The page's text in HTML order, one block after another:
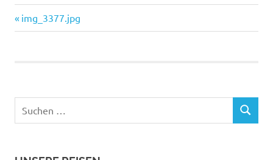
Beitragsnavigation
Vorheriger
Beitrag:
img_3377.jpg
nach:
SUCHEN